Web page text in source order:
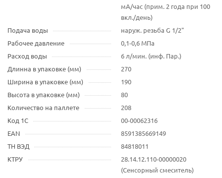
мA/час (прим. 2 года при 100
вкл./день)
Подача воды
наруж. резьба G 1/2"
Рабочее давление
0,1-0,6 МПа
Расход воды
6 л/мин. (инф. Пар.)
Длинна в упаковке (мм)
270
Ширина в упаковке (мм)
190
Высота в упаковке (мм)
80
Количество на паллете
208
Код 1С
00-00062316
EAN
8591385669149
ТН ВЭД
84818011
КТРУ
28.14.12.110-00000020
(Сенсорный смеситель)